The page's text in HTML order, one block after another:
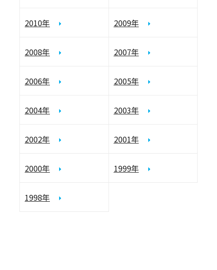
2010年 2009年
2008年 2007年
2006年 2005年
2004年 2003年
2002年 2001年
2000年 1999年
1998年